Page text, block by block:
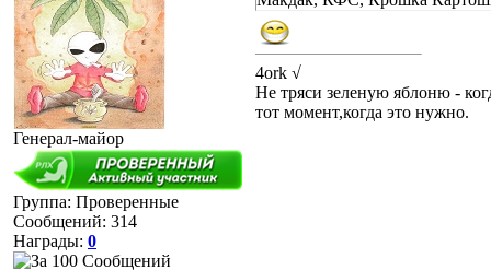
Генерал-майор
Группа: Проверенные
Сообщений: 314
Награды: 0
4ork √
Не тряси зеленую яблоню -
тот момент,когда это нужно.